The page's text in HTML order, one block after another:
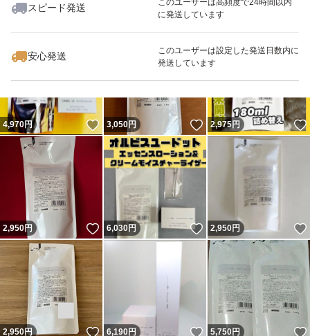
スピード発送
このユーザーは高頻度で24時間以内
に発送しています
安心発送
このユーザーは設定した発送日数内に
発送しています
いいね！
3,050
4,970円 いいね！
3,050円 いいね！
2,975円
2,950円 いいね！
6,030円 いいね！
2,950円
2,950円 いいね！
6,190円 いいね！
5,750円